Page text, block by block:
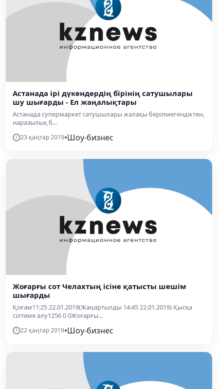
Астанада ірі дүкендердің бірінің сатушылары
шу шығарды - Ел жаңалықтары
Астанада супермаркет сатушылары жалақы берілмегендіктен,
наразылық б...
23 қаңтар 2019•Шоу-бизнес
Жоғарғы сот Челахтың ісіне қатысты шешім
шығарды
Қоғам11:25 22.01.2019(Жаңартылды 14:45 22.01.2019) Қысқа
сілтеме алу1256 0 0Жоғарғы...
22 қаңтар 2019•Шоу-бизнес